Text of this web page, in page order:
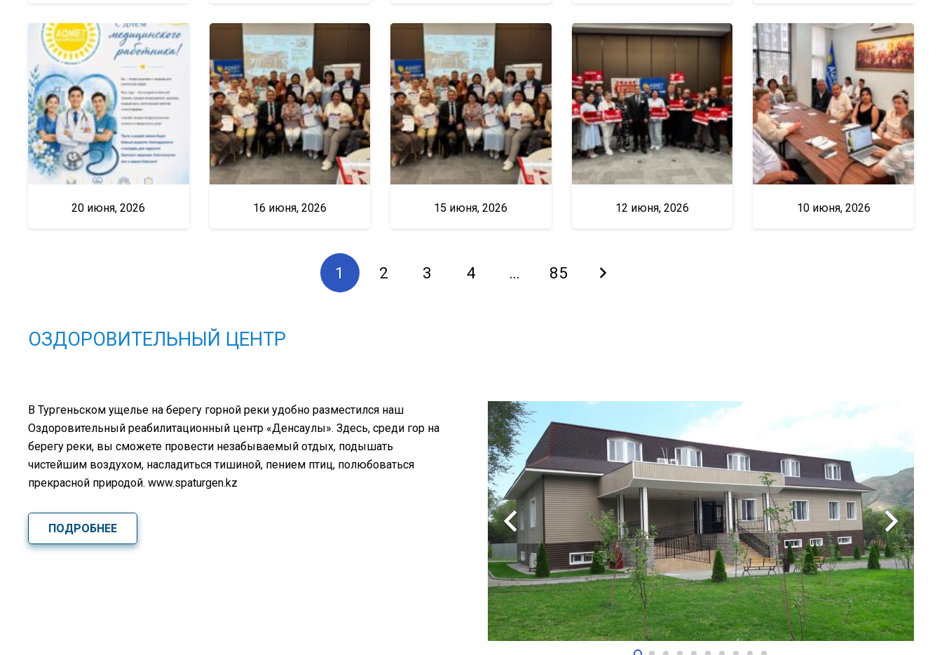
20 июня, 2026 16 июня, 2026 15 июня, 2026 12 июня, 2026 10 июня, 2026
1 2 3 4 … 85
ОЗДОРОВИТЕЛЬНЫЙ ЦЕНТР
В Тургеньском ущелье на берегу горной реки удобно разместился наш
Оздоровительный реабилитационный центр «Денсаулық». Здесь, среди гор на
берегу реки, вы сможете провести незабываемый отдых, подышать
чистейшим воздухом, насладиться тишиной, пением птиц, полюбоваться
прекрасной природой. www.spaturgen.kz
ПОДРОБНЕЕ